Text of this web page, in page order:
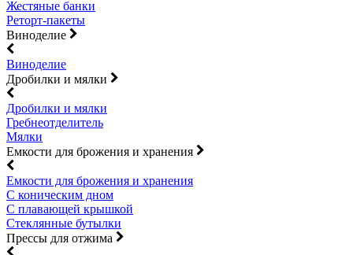
Жестяные банки
Реторт-пакеты
Виноделие
Виноделие
Дробилки и мялки
Дробилки и мялки
Гребнеотделитель
Мялки
Емкости для брожения и хранения
Емкости для брожения и хранения
С коническим дном
С плавающей крышкой
Стеклянные бутылки
Прессы для отжима